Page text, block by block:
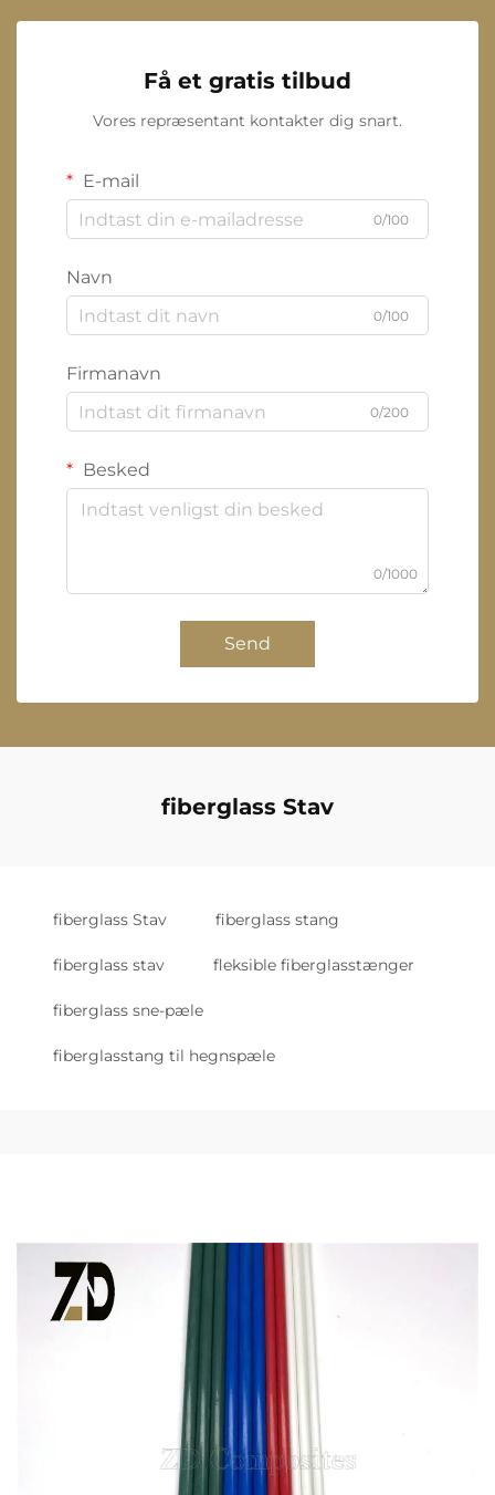
Få et gratis tilbud
Vores repræsentant kontakter dig snart.
E-mail
0/100
Navn
0/100
Firmanavn
0/200
Besked
0/1000
Send
fiberglass Stav
fiberglass Stav fiberglass stang
fiberglass stav fleksible fiberglasstænger
fiberglass sne-pæle
fiberglasstang til hegnspæle